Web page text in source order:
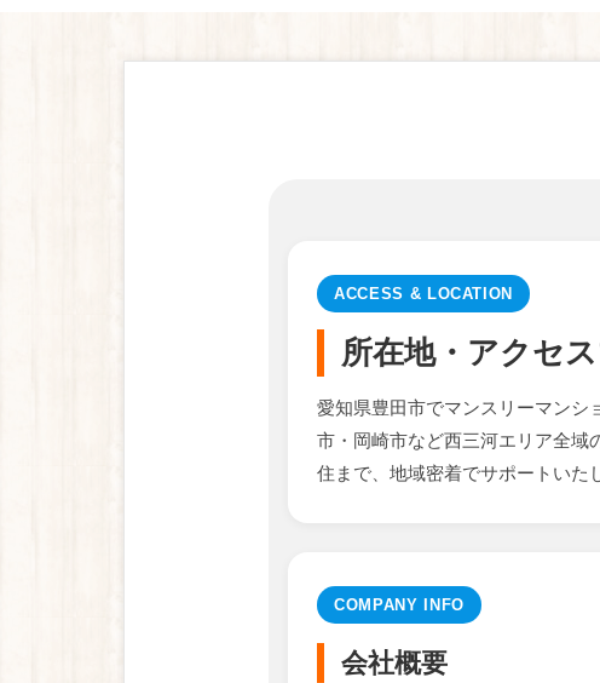
ACCESS & LOCATION
所在地・アクセ
愛知県豊田市でマンスリーマンシ
市・岡崎市など西三河エリア全域
住まで、地域密着でサポートいた
COMPANY INFO
会社概要